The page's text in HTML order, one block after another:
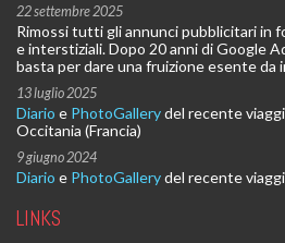
22 settembre 2025
Rimossi tutti gli annunci pubblicitari in
e interstiziali. Dopo 20 anni di Google
basta per dare una fruizione esente da
13 luglio 2025
Diario e PhotoGallerydel recente
Occitania (Francia)
9 giugno 2024
Diario e PhotoGallerydel recente
LINKS